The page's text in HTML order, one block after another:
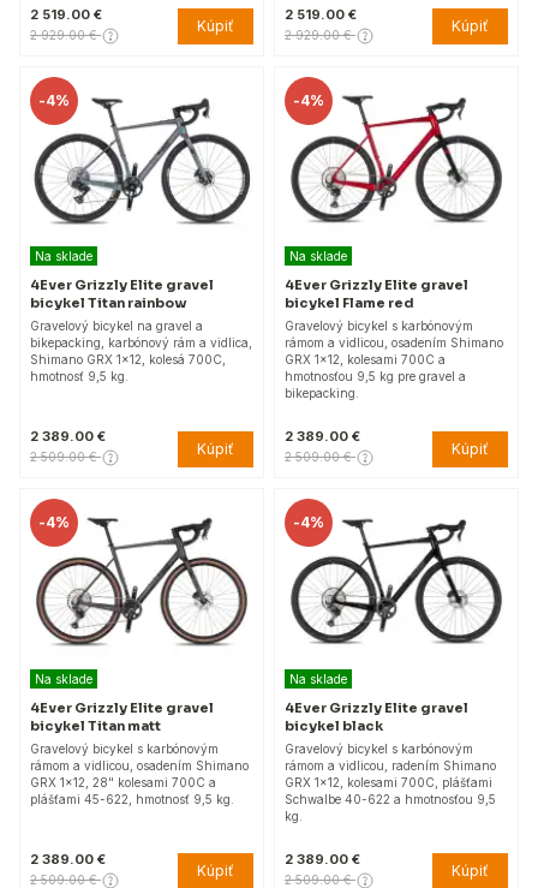
2 519.00 €
2 929.00 € Kúpiť
2 519.00 €
2 929.00 € Kúpiť
-4%
Na sklade
4Ever Grizzly Elite gravel
bicykel Titan rainbow
Gravelový bicykel na gravel a
bikepacking, karbónový rám a vidlica,
Shimano GRX 1x12, kolesá 700C,
hmotnosť 9,5 kg.
2 389.00 €
2 509.00 € Kúpiť
-4%
Na sklade
4Ever Grizzly Elite gravel
bicykel Flame red
Gravelový bicykel s karbónovým
rámom a vidlicou, osadením Shimano
GRX 1x12, kolesami 700C a
hmotnosťou 9,5 kg pre gravel a
bikepacking.
2 389.00 €
2 509.00 € Kúpiť
-4%
Na sklade
4Ever Grizzly Elite gravel
bicykel Titan matt
Gravelový bicykel s karbónovým
rámom a vidlicou, osadením Shimano
GRX 1x12, 28" kolesami 700C a
plášťami 45-622, hmotnosť 9,5 kg.
2 389.00 €
2 509.00 € Kúpiť
-4%
Na sklade
4Ever Grizzly Elite gravel
bicykel black
Gravelový bicykel s karbónovým
rámom a vidlicou, radením Shimano
GRX 1x12, kolesami 700C, plášťami
Schwalbe 40-622 a hmotnosťou 9,5
kg.
2 389.00 €
2 509.00 € Kúpiť